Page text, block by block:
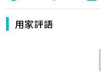
用家評語